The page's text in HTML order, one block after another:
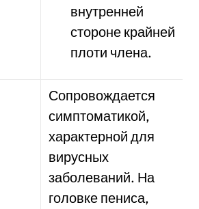
внутренней
стороне крайней
плоти члена.
Сопровождается
симптоматикой,
характерной для
вирусных
заболеваний. На
головке пениса,